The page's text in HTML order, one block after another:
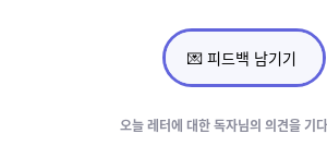
💌 피드백 남기기
오늘 레터에 대한독자님의 의견을 기